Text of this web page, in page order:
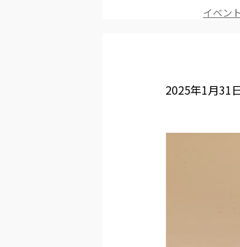
イベン
2025年1月31